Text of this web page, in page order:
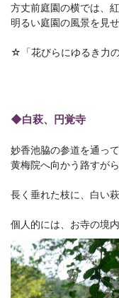
方丈前庭園の横では、
明るい庭園の風景を見
☆「花びらにゆるき力
◆白萩、円覚寺
妙香池脇の参道を通っ
黄梅院へ向かう路すがら
長く垂れた枝に、白い
個人的には、お寺の境